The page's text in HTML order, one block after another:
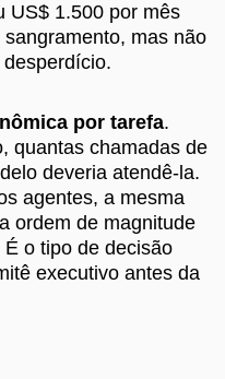
US$ 1.500 por mês
mas não
por tarefa.
quantas chamadas de
deveria atendê-la.
agentes, a mesma
ordem de magnitude
o tipo de decisão
executivo antes da